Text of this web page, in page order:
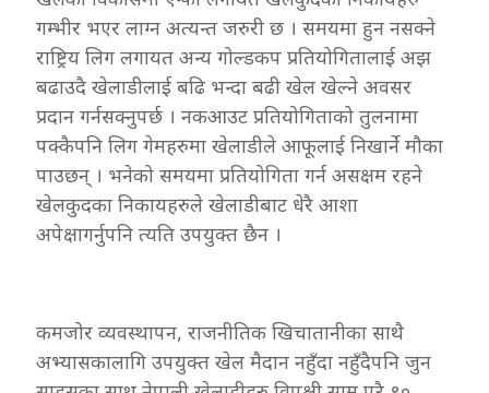
गम्भीर भएर लाग्न अत्यन्त जरुरी छ । समयमा हुन नसक्ने
राष्ट्रिय लिग लगायत अन्य गोल्डकप प्रतियोगितालाई अझ
बढाउदै खेलाडीलाई बढि भन्दा बढी खेल खेल्ने अवसर
प्रदान गर्नसक्नुपर्छ । नकआउट प्रतियोगिताको तुलनामा
पक्कैपनि लिग गेमहरुमा खेलाडीले आफूलाई निखार्ने मौका
पाउछन् । भनेको समयमा प्रतियोगिता गर्न असक्षम रहने
खेलकुदका निकायहरुले खेलाडीबाट धेरै आशा
अपेक्षागर्नुपनि त्यति उपयुक्त छैन ।
कमजोर व्यवस्थापन, राजनीतिक खिचातानीका साथै
अभ्यासकालागि उपयुक्त खेल मैदान नहुँदा नहुँदैपनि जुन